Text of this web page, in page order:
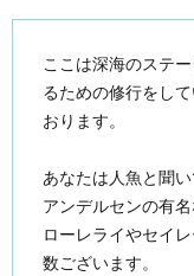
ここは深海のステ
るための修行をし
おります。
あなたは人魚と聞
アンデルセンの有
ローレライやセイ
数ございます。